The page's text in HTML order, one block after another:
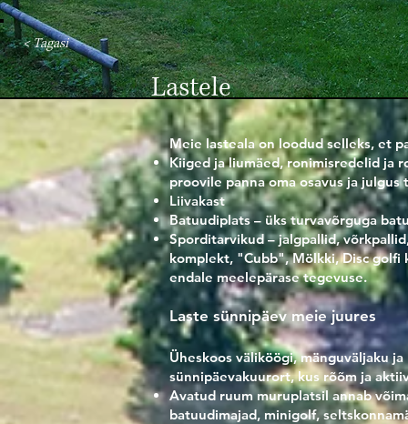
< Tagasi
Lastele
Meie lasteala on loodud selleks, et
Kiiged ja liumäed,ronimisredelid ja
proovile panna oma osavus ja
Liivakast
Batuudiplats – üks turvavõrguga
Sporditarvikud – jalgpallid,
komplekt, "Cubb", Mölkki, Disc golfi
endale meelepärase tegevuse.
Laste sünnipäev meie juures
Üheskoos väliköögi, mänguväljaku
sünnipäevakuurort, kus rõõm ja
Avatud ruum muruplatsil annab
batuudimajad, minigolf,